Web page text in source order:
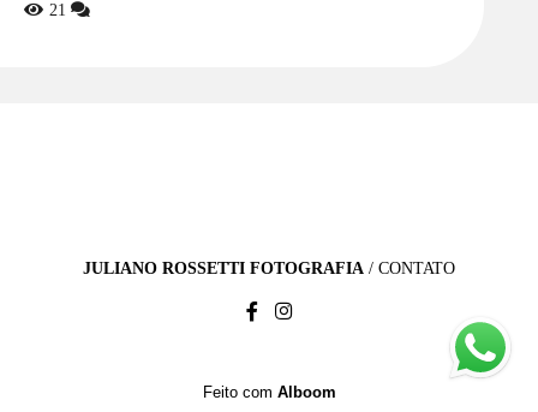
21
JULIANO ROSSETTI FOTOGRAFIA / CONTATO
Feito com Alboom